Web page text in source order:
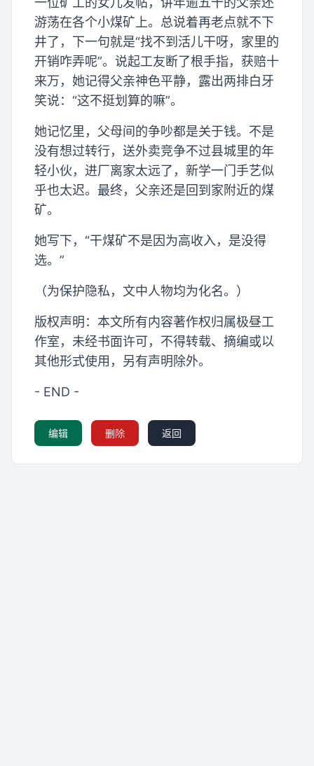
游荡在各个小煤矿上。总说着再老点就不下
井了，下一句就是“找不到活儿干呀，家里的
开销咋弄呢”。说起工友断了根手指，获赔十
来万，她记得父亲神色平静，露出两排白牙
笑说：“这不挺划算的嘛”。
她记忆里，父母间的争吵都是关于钱。不是
没有想过转行，送外卖竞争不过县城里的年
轻小伙，进厂离家太远了，新学一门手艺似
乎也太迟。最终，父亲还是回到家附近的煤
矿。
她写下，“干煤矿不是因为高收入，是没得
选。”
（为保护隐私，文中人物均为化名。）
版权声明：本文所有内容著作权归属极昼工
作室，未经书面许可，不得转载、摘编或以
其他形式使用，另有声明除外。
- END -
编辑 删除 返回